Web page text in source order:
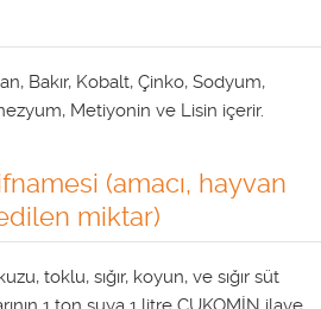
Bakır, Kobalt, Çinko, Sodyum,
Metiyonin ve Lisin içerir.
(amacı, hayvan
miktar)
toklu, sığır, koyun, ve sığır süt